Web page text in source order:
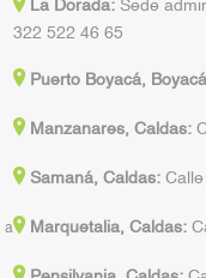
a
La Dorada:Sede
322 522 46 65
Puerto Boyacá,
Manzanares, Caldas:
Samaná, Caldas:
Marquetalia, Caldas: